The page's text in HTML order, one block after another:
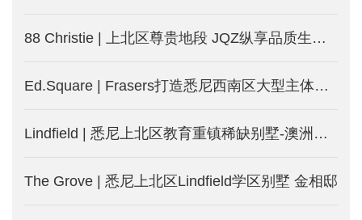
88 Christie | 上北区尊贵地段 JQZ纵享品质生活-澳洲悉尼新楼盘发售中
Ed.Square | Frasers打造悉尼西南区大型主体规划社区
Lindfield | 悉尼上北区教育重镇稀缺别墅-澳洲悉尼新楼盘
The Grove | 悉尼上北区Lindfield学区别墅 金相邸